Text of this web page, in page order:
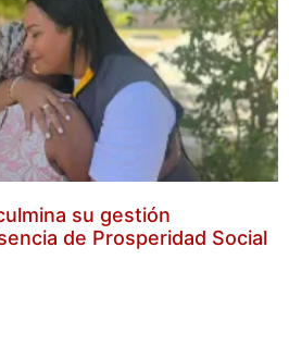
su gestión
de Prosperidad Social